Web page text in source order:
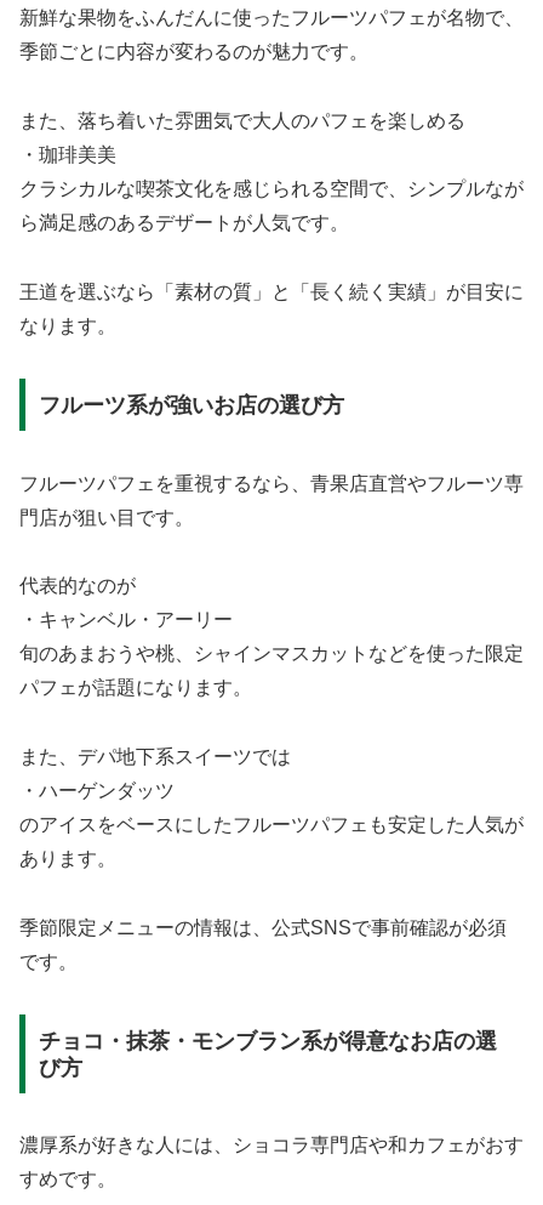
新鮮な果物をふんだんに使ったフルーツパフェが名物で、
季節ごとに内容が変わるのが魅力です。
また、落ち着いた雰囲気で大人のパフェを楽しめる
・珈琲美美
クラシカルな喫茶文化を感じられる空間で、シンプルなが
ら満足感のあるデザートが人気です。
王道を選ぶなら「素材の質」と「長く続く実績」が目安に
なります。
フルーツ系が強いお店の選び方
フルーツパフェを重視するなら、青果店直営やフルーツ専
門店が狙い目です。
代表的なのが
・キャンベル・アーリー
旬のあまおうや桃、シャインマスカットなどを使った限定
パフェが話題になります。
また、デパ地下系スイーツでは
・ハーゲンダッツ
のアイスをベースにしたフルーツパフェも安定した人気が
あります。
季節限定メニューの情報は、公式SNSで事前確認が必須
です。
チョコ・抹茶・モンブラン系が得意なお店の選
び方
濃厚系が好きな人には、ショコラ専門店や和カフェがおす
すめです。